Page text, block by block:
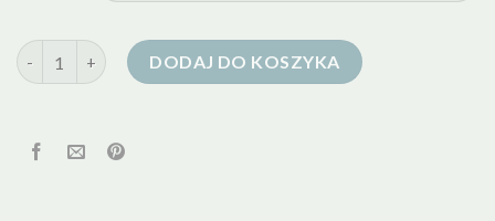
ilość kurtka puchowa damska sportowa
DODAJ DO KOSZYKA